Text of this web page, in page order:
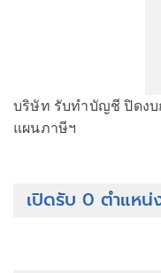
บริษัท รับทำบัญชี ปิดงบ
แผนภาษีฯ
เปิดรับ 0 ตำแหน่